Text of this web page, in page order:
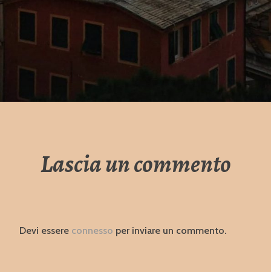
Lascia un commento
Devi essere connesso per inviare un commento.